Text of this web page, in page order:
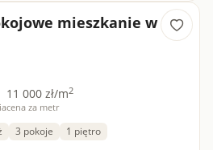
mieszkanie w
11 000 zł/m2
cena za metr
3 pokoje 1 piętro